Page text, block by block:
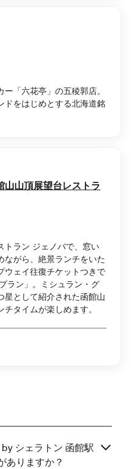
「六花亭」の五稜郭店。
ドをはじめとする北海道銘
山山頂展望台レストラ
トラン ジェノバで、窓い
ながら、絶景ランチをいた
ウェイ往復チケットつきで
ラン」。ミシュラン・グ
星として紹介された函館山
タイムが楽しめます。
シェラトン 函館駅
ありますか？